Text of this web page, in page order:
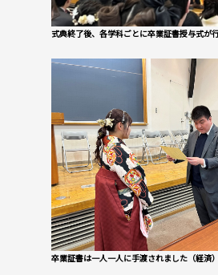
式典終了後、各学科ごとに卒業証書授与式が
卒業証書は一人一人に手渡されました（経済）